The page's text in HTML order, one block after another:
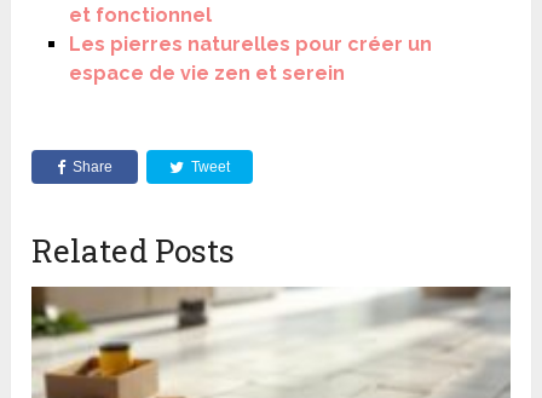
et fonctionnel
Les pierres naturelles pour créer un
espace de vie zen et serein
Share Tweet
Related Posts